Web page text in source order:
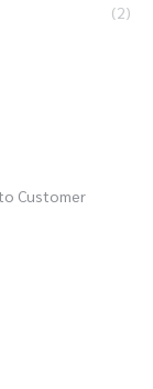
(2)
Customer